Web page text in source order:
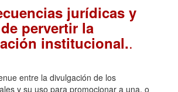
jurídicas y
pervertir la
institucional..
entre la divulgación de los
y su uso para promocionar a una, o